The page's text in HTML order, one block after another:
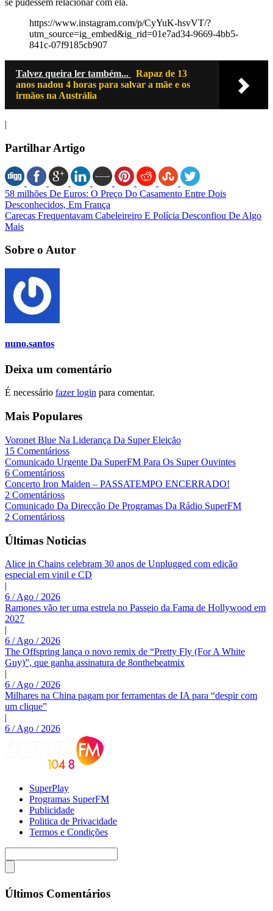
se pudessem relacionar com ela.
https://www.instagram.com/p/CyYuK-hsvVT/?
utm_source=ig_embed&ig_rid=01e7ad34-9669-4bb5-
841c-07f9185cb907
Talvez queira ler também...
Rapaz de 13
anos nadou 4 horas para salvar a mãe e os
irmãos na Austrália
|
Partilhar Artigo
58 milhões De Euros: O Preço Do Casamento Entre Dois
Desconhecidos, Em França
Carecas Frequentavam Cabeleireiro E Polícia Desconfiou De Algo
Mais
Sobre o Autor
nuno.santos
Deixa um comentário
É necessário fazer login para comentar.
Mais Populares
Voronet Blue Na Liderança Da Super Eleição
15 Comentárioss
Comunicado Urgente Da SuperFM Para Os Super Ouvintes
6 Comentárioss
Concerto Iron Maiden – PASSATEMPO ENCERRADO!
2 Comentárioss
Comunicado Da Direcção De Programas Da Rádio SuperFM
2 Comentárioss
Últimas Noticias
Alice in Chains celebram 30 anos de Unplugged com edição
especial em vinil e CD
|
6 / Ago / 2026
Ramones vão ter uma estrela no Passeio da Fama de Hollywood em
2027
|
6 / Ago / 2026
The Offspring lança o novo remix de “Pretty Fly (For A White
Guy)”, que ganha assinatura de 8onthebeatmix
|
6 / Ago / 2026
Milhares na China pagam por ferramentas de IA para “despir com
um clique”
|
6 / Ago / 2026
SuperPlay
Programas SuperFM
Publicidade
Politica de Privacidade
Termos e Condições
Últimos Comentários